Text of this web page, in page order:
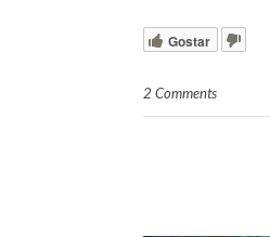
Gostar
2 Comments